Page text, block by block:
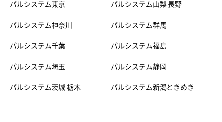
パルシステム東京
パルシステム神奈川
パルシステム千葉
パルシステム埼玉
パルシステム茨城 栃木
パルシステム山梨 長野
パルシステム群馬
パルシステム福島
パルシステム静岡
パルシステム新潟ときめき